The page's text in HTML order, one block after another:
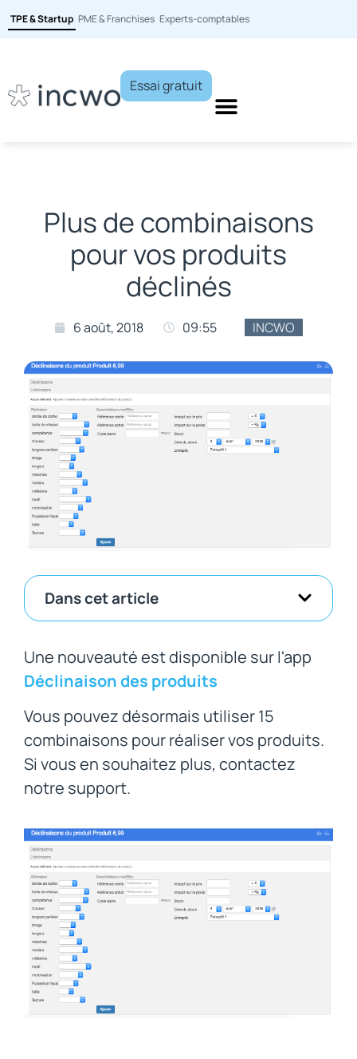
TPE & Startup PME & Franchises Experts-comptables
Essai gratuit
Plus de combinaisons
pour vos produits
déclinés
6 août, 2018 09:55 INCWO
Dans cet article
Une nouveauté est disponible sur l'app
Déclinaison des produits
Vous pouvez désormais utiliser 15
combinaisons pour réaliser vos produits.
Si vous en souhaitez plus, contactez
notre support.